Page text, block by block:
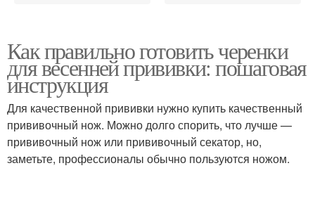
Как правильно готовить черенки
для весенней прививки: пошаговая
инструкция
Для качественной прививки нужно купить качественный
прививочный нож. Можно долго спорить, что лучше —
прививочный нож или прививочный секатор, но,
заметьте, профессионалы обычно пользуются ножом.